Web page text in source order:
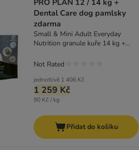
PRO PLAN 12 / 14 kg +
Dental Care dog pamlsky
zdarma
Small & Mini Adult Everyday
Nutrition granule kuře 14 kg +
jednotlivě 1 406 Kč
1 259 Kč
90 Kč / kg
Not Rated
Přidat do košíku